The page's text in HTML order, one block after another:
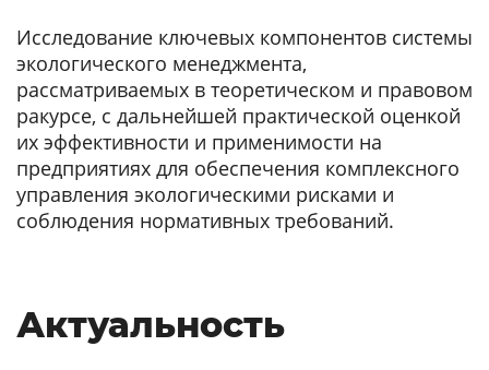
Исследование ключевых компонентов системы
экологического менеджмента,
рассматриваемых в теоретическом и правовом
ракурсе, с дальнейшей практической оценкой
их эффективности и применимости на
предприятиях для обеспечения комплексного
управления экологическими рисками и
соблюдения нормативных требований.
Актуальность